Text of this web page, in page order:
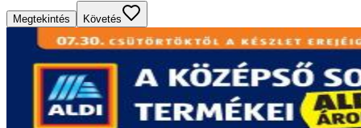
Megtekintés Követés